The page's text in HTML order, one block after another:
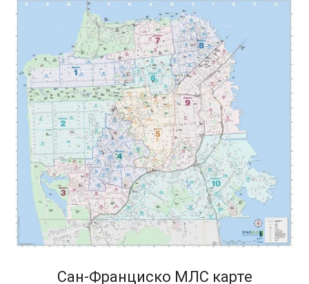
Сан-Франциско МЛС карте